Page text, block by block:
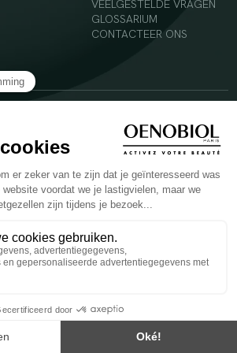
VEELGESTELDE VRAGEN
GLOSSARIUM
CONTACTEER ONS
worden geconsumeerd als onderdeel van een gevarieerde,
gezonde levensstijl. Aanbevolen dagelijkse dosis niet